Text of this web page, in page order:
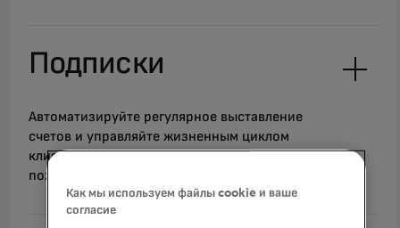
Подписки
Автоматизируйте регулярное выставление
счетов и управляйте жизненным циклом
клиента, чтобы максимально увеличить
пожизненную ценность.
Как мы используем файлы cookie и ваше
согласие